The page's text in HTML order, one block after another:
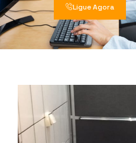
Ligue Agora